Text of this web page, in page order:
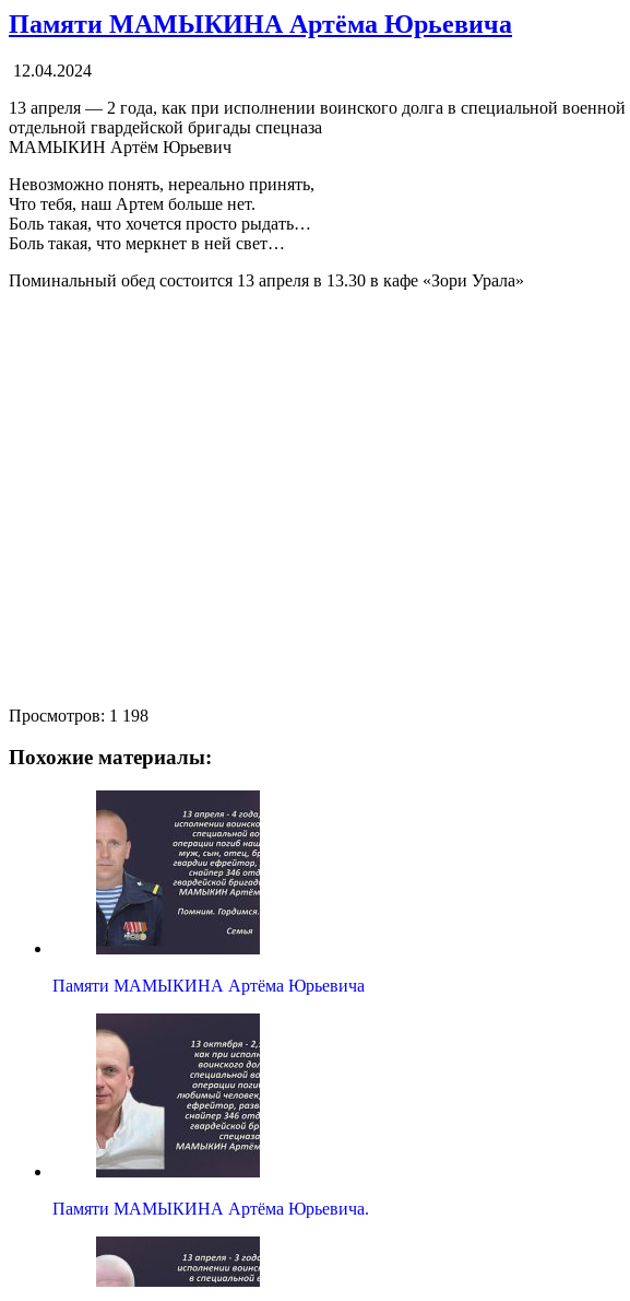
Памяти МАМЫКИНА Артёма Юрьевича
12.04.2024
13 апреля — 2 года, как при исполнении воинского долга в специальной
отдельной гвардейской бригады спецназа
МАМЫКИН Артём Юрьевич
Невозможно понять, нереально принять,
Что тебя, наш Артем больше нет.
Боль такая, что хочется просто рыдать…
Боль такая, что меркнет в ней свет…
Поминальный обед состоится 13 апреля в 13.30 в кафе «Зори Урала»
Просмотров: 1 198
Похожие материалы:
Памяти МАМЫКИНА Артёма Юрьевича
Памяти МАМЫКИНА Артёма Юрьевича.